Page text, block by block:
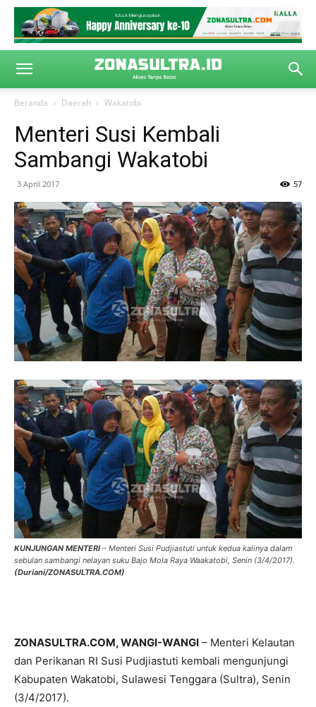
Beranda Daerah Wakatobi
Menteri Susi Kembali
Sambangi Wakatobi
3 April 2017 57
KUNJUNGAN MENTERI – Menteri Susi Pudjiastuti untuk kedua kalinya dalam
sebulan sambangi nelayan suku Bajo Mola Raya Waakatobi, Senin (3/4/2017).
(Duriani/ZONASULTRA.COM)
ZONASULTRA.COM, WANGI-WANGI – Menteri Kelautan
dan Perikanan RI Susi Pudjiastuti kembali mengunjungi
Kabupaten Wakatobi, Sulawesi Tenggara (Sultra), Senin
(3/4/2017).